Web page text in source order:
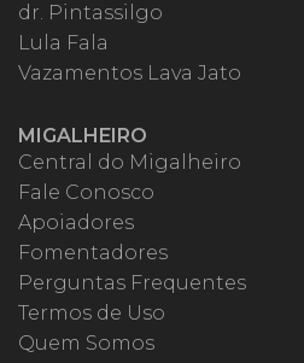
dr. Pintassilgo
Lula Fala
Vazamentos Lava Jato
MIGALHEIRO
Central do Migalheiro
Fale Conosco
Apoiadores
Fomentadores
Perguntas Frequentes
Termos de Uso
Quem Somos